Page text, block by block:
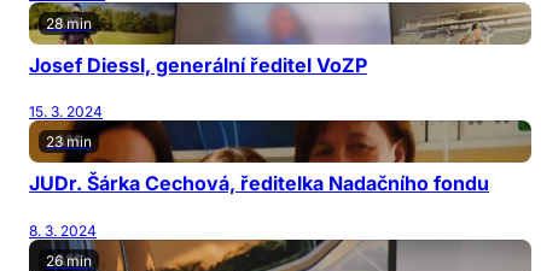
28 min
Josef Diessl, generální ředitel VoZP
15. 3. 2024
23 min
JUDr. Šárka Cechová, ředitelka Nadačního fondu
8. 3. 2024
26 min